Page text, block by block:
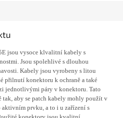
jsou vysoce klvalitní kabely s
Jsou spolehlivé s dlouhou
Kabely jsou vyrobeny s litou
přilnutí konektoru k ochraně a také
jednotlivými páry v konektoru. Tato
tak, aby se patch kabely mohly použít v
prvku, a to i u zařízení s